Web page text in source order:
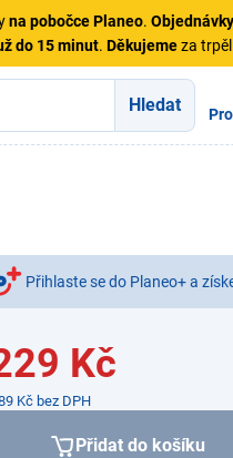
na pobočce Planeo. Objednávky
do 15 minut. Děkujemeza
Hledat
Přihlaste se do Planeo+ a
Kč
Kč bez DPH
Přidat do košíku